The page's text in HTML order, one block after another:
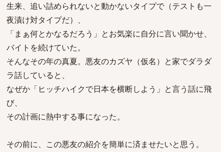
生来、追い詰められないと動かないタイプで（テストも一
夜漬け対タイプだ）、
「まぁ何とかなるだろう」とお気楽に自分に言い聞かせ、
バイトを続けていた。
そんなその年の真夏。悪友のカズヤ（仮名）と家でダラダ
ラ話していると、
なぜか「ヒッチハイクで日本を横断しよう」と言う話に飛
び、
その計画に熱中する事になった。
その前に、この悪友の紹介を簡単に済ませたいと思う。